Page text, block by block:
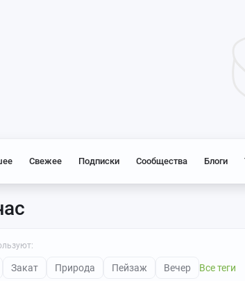
Свежее Подписки Сообщества Блоги
Закат Природа Пейзаж Вечер Все теги